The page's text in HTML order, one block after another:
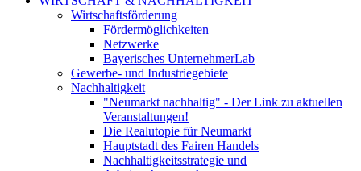
Wirtschaftsförderung
Fördermöglichkeiten
Netzwerke
Bayerisches UnternehmerLab
Gewerbe- und Industriegebiete
Nachhaltigkeit
"Neumarkt nachhaltig" - Der Link zu aktuellen
Veranstaltungen!
Die Realutopie für Neumarkt
Hauptstadt des Fairen Handels
Nachhaltigkeitsstrategie und